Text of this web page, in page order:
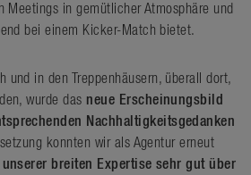
Meetings in gemütlicher Atmosphäre und
bei einem Kicker-Match bietet.
und in den Treppenhäusern, überall dort,
wurde das neue Erscheinungsbild
Nachhaltigkeitsgedanken
konnten wir als Agentur erneut
breiten Expertise sehr gut über